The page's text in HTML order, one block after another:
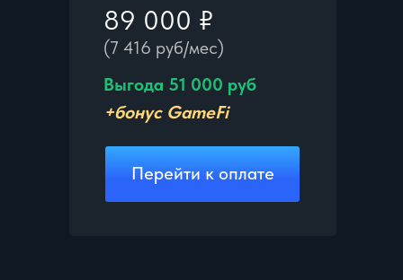
89 000 ₽
(7 416 руб/мес)
Перейти к оплате
Выгода 51 000 руб
+бонус GameFi